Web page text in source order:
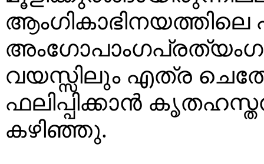
ആംഗികാഭിനയത്തിലെ
വയസ്സിലും എത്ര
ഫലിപ്പിക്കാൻ
കഴിഞ്ഞു.